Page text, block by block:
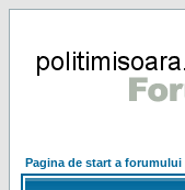
Pagina de start a